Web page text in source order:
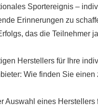
Sportereignis –
Erinnerungen zu
das die Teilnehmer
Herstellers für Ihre
Wie finden Sie einen
Auswahl eines